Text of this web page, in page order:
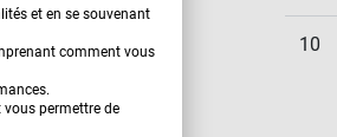
10
et en se souvenant
comment vous
permettre de